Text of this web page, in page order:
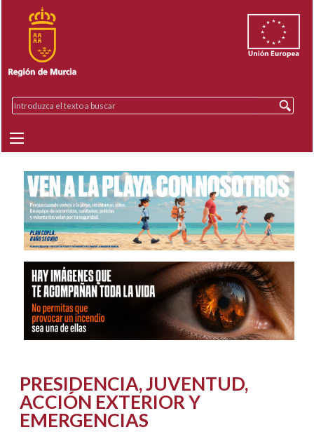
PRESIDENCIA, JUVENTUD,
ACCIÓN EXTERIOR Y
EMERGENCIAS